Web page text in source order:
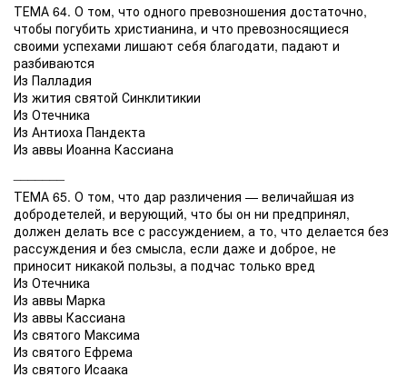
ТЕМА 64. О том, что одного превозношения достаточно,
чтобы погубить христианина, и что превозносящиеся
своими успехами лишают себя благодати, падают и
разбиваются
Из Палладия
Из жития святой Синклитикии
Из Отечника
Из Антиоха Пандекта
Из аввы Иоанна Кассиана
ТЕМА 65. О том, что дар различения — величайшая из
добродетелей, и верующий, что бы он ни предпринял,
должен делать все с рассуждением, а то, что делается без
рассуждения и без смысла, если даже и доброе, не
приносит никакой пользы, а подчас только вред
Из Отечника
Из аввы Марка
Из аввы Кассиана
Из святого Максима
Из святого Ефрема
Из святого Исаака